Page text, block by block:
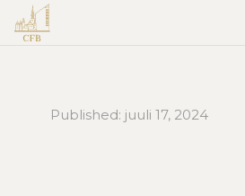
Published: juuli 17, 2024